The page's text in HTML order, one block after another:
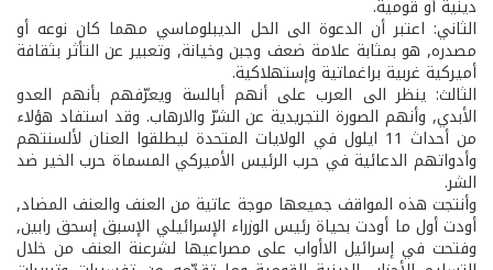
دينية أو قومية.
الثاني: اعتبر أن الدعوة الى الحل الديبلوماسي مهما كان نوعه أو
مصدره, هو بمثابة علامة ضعف وجبن وخيانة, وتعبير عن التأثر بثقافة
أميركية غربية براغماتية وإستهلاكية.
الثالث: ينظر الى العرب على أنهم أبالسة ويعرّفهم بأنهم العدو
الأبدي, وأنهم الصورة التجريدية عن الشرّ والارهاب. وقد استفاد هؤلاء
من أحداث 11 ايلول في الولايات المتحدة ليطلقوا العنان لألسنتهم
وأدواتهم الدعائية في حرب الرئيس الأميركي المسماة حرب الخير ضد
الشر.
وأنتجت هذه المواقف جميعها موجة عاتية من العنف والعنف المضاد,
أودت أول ما أودت بحياة رئيس الوزراء الإسرائيلي الإسبق إسحق رابين,
وفتحت في إسرائيل الاأواب على مصراعيها لشرعنة العنف من خلال